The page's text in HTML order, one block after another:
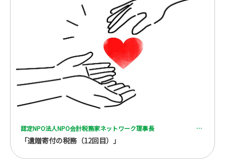
認定NPO法人NPO会計税務家ネットワーク理事長 一般社団法人 全国レガシーギフト協会理事 税理士 脇坂 誠也
「遺贈寄付の税務（12回目）」